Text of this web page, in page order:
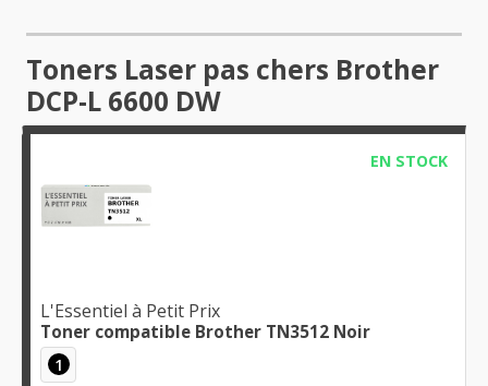
Toners Laser pas chers Brother
DCP-L 6600 DW
EN STOCK
L'Essentiel à Petit Prix
Toner compatible Brother TN3512 Noir
1